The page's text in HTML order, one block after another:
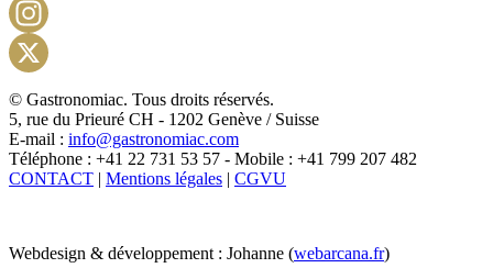
X
© Gastronomiac. Tous droits réservés.
5, rue du Prieuré CH - 1202 Genève / Suisse
E-mail : info@gastronomiac.com
Téléphone : +41 22 731 53 57 - Mobile : +41 799 207 482
CONTACT | Mentions légales | CGVU
Webdesign & développement : Johanne (webarcana.fr)